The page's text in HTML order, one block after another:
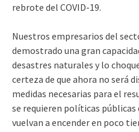
rebrote del CO­VID-19.
Nuestros empresarios del
demostrado una gran
desastres naturales y lo
cer­teza de que ahora no será
medidas necesarias para el
se requieren polí­ticas públicas
vuelvan a encender en poco